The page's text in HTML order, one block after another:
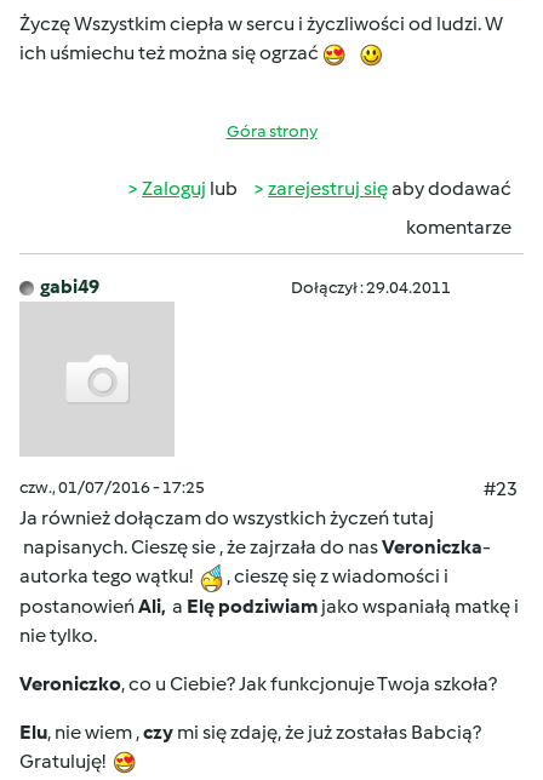
Życzę Wszystkim ciepła w sercu i życzliwości od ludzi. W
ich uśmiechu też można się ogrzać
Góra strony
Zaloguj lub zarejestruj sięaby dodawać
komentarze
gabi49 Dołączył : 29.04.2011
czw., 01/07/2016 - 17:25
#23
Ja również dołączam do wszystkich życzeń tutaj
napisanych. Cieszę sie , że zajrzała do nasVeroniczka-
autorka tego wątku!
, cieszę się z wiadomości i
postanowieńAli, a Elę podziwiam jako wspaniałą matkę i
nie tylko.
Veroniczko, co u Ciebie? Jak funkcjonuje Twoja szkoła?
Elu, nie wiem ,czy mi się zdaję, że już zostałas Babcią?
Gratuluję!